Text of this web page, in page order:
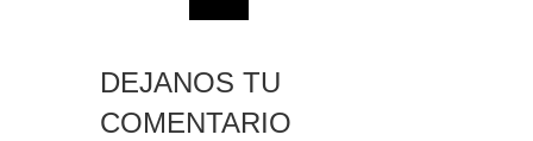
DEJANOS TU
COMENTARIO